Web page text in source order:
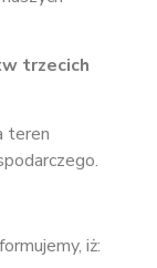
trzecich
teren
iż: